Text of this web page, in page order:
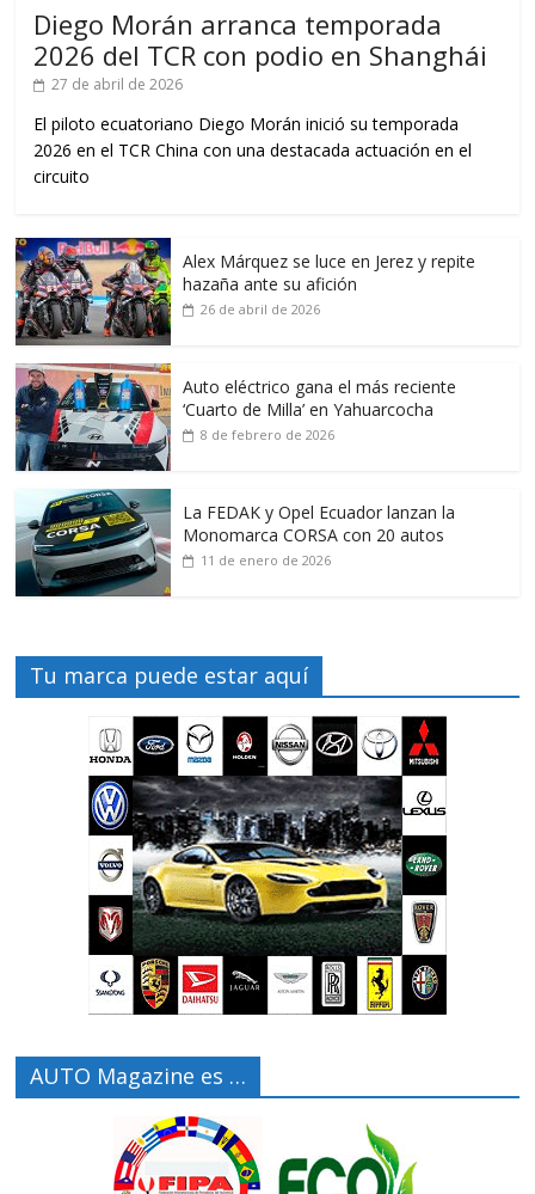
Diego Morán arranca temporada
2026 del TCR con podio en Shanghái
27 de abril de 2026
El piloto ecuatoriano Diego Morán inició su temporada
2026 en el TCR China con una destacada actuación en el
circuito
Alex Márquez se luce en Jerez y repite
hazaña ante su afición
26 de abril de 2026
Auto eléctrico gana el más reciente
‘Cuarto de Milla’ en Yahuarcocha
8 de febrero de 2026
La FEDAK y Opel Ecuador lanzan la
Monomarca CORSA con 20 autos
11 de enero de 2026
Tu marca puede estar aquí
AUTO Magazine es …